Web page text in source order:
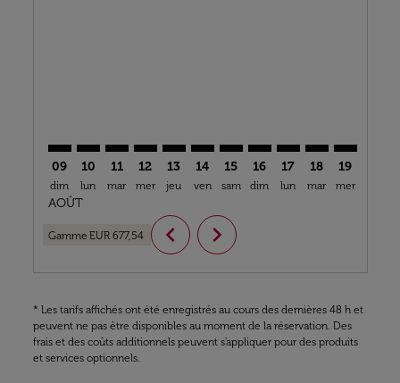
09
dim
AOÛT
10
lun
11
mar
12
mer
13
jeu
14
ven
15
sam
16
dim
17
lun
18
mar
19
mer
Gamme EUR 677,54 chevron_left chevron_right
* Les tarifs affichés ont été enregistrés au cours des dernières 48 h et
peuvent ne pas être disponibles au moment de la réservation. Des
frais et des coûts additionnels peuvent s'appliquer pour des produits
et services optionnels.